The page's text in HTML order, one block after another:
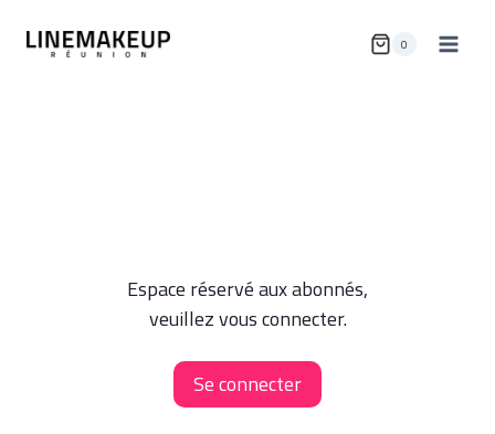
0
Espace réservé aux abonnés,
veuillez vous connecter.
Se connecter